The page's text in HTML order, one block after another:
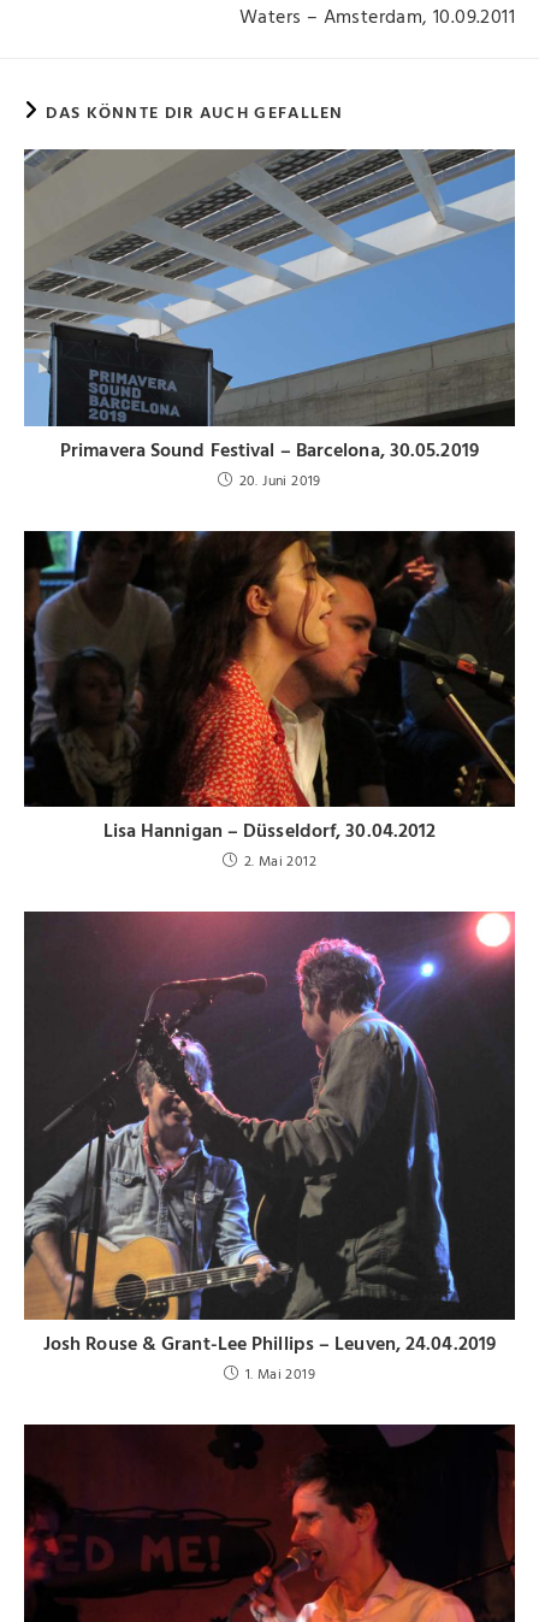
Waters – Amsterdam, 10.09.2011
DAS KÖNNTE DIR AUCH GEFALLEN
Primavera Sound Festival – Barcelona, 30.05.2019
20. Juni 2019
Lisa Hannigan – Düsseldorf, 30.04.2012
2. Mai 2012
Josh Rouse & Grant-Lee Phillips – Leuven, 24.04.2019
1. Mai 2019